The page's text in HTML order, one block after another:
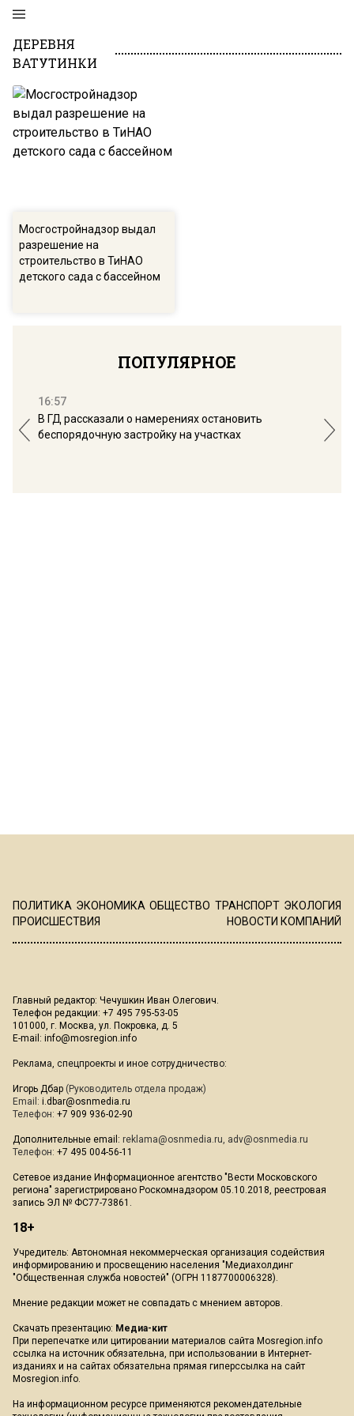
ДЕРЕВНЯ
ВАТУТИНКИ
Мосгостройнадзор выдал
разрешение на
строительство в ТиНАО
детского сада с бассейном
ПОПУЛЯРНОЕ
16:57
В ГД рассказали о намерениях остановить
беспорядочную застройку на участках
ПОЛИТИКА ЭКОНОМИКА ОБЩЕСТВО ТРАНСПОРТ ЭКОЛОГИЯ
ПРОИСШЕСТВИЯ
НОВОСТИ КОМПАНИЙ
Главный редактор: Чечушкин Иван Олегович.
Телефон редакции: +7 495 795-53-05
101000, г. Москва, ул. Покровка, д. 5
E-mail: info@mosregion.info
Реклама, спецпроекты и иное сотрудничество:
Игорь Дбар (Руководитель отдела продаж)
Email: i.dbar@osnmedia.ru
Телефон: +7 909 936-02-90
Дополнительные email: reklama@osnmedia.ru, adv@osnmedia.ru
Телефон: +7 495 004-56-11
Сетевое издание Информационное агентство "Вести Московского
региона" зарегистрировано Роскомнадзором 05.10.2018, реестровая
запись ЭЛ № ФС77-73861.
18+
Учредитель: Автономная некоммерческая организация содействия
информированию и просвещению населения "Медиахолдинг
"Общественная служба новостей" (ОГРН 1187700006328).
Мнение редакции может не совпадать с мнением авторов.
Скачать презентацию: Медиа-кит
При перепечатке или цитировании материалов сайта Mosregion.info
ссылка на источник обязательна, при использовании в Интернет-
изданиях и на сайтах обязательна прямая гиперссылка на сайт
Mosregion.info.
На информационном ресурсе применяются рекомендательные